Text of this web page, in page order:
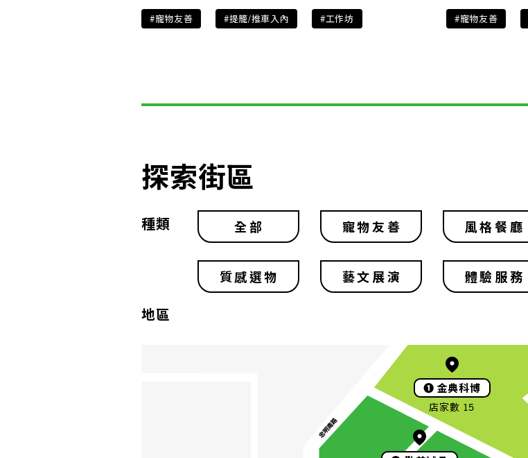
#寵物友善 #提籠/推車入內 #工作坊 #寵物友善
探索街區
種類 全部 寵物友善 風格餐廳
質感選物 藝文展演 體驗服務
地區
❶ 金典科博
店家數 15